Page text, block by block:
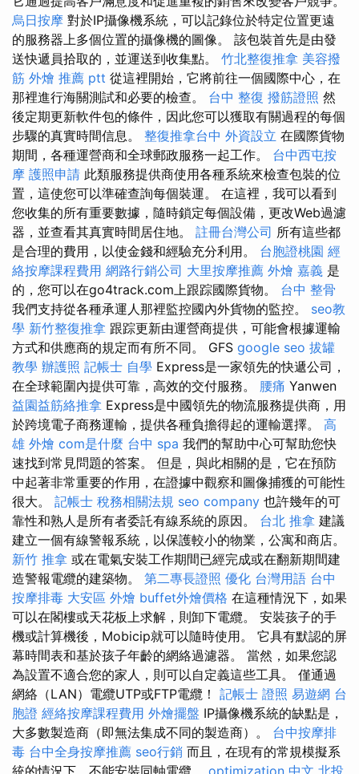
烏日按摩 對於IP攝像機系統，可以記錄位於特定位置更遠
的服務器上多個位置的攝像機的圖像。 該包裝首先是由發
送快遞員拾取的，並運送到收集點。 竹北整復推拿 美容撥
筋 外燴 推薦 ptt 從這裡開始，它將前往一個國際中心，在
那裡進行海關測試和必要的檢查。 台中 整復 撥筋證照 然
後定期更新軟件包的條件，因此您可以獲取有關過程的每個
步驟的真實時間信息。 整復推拿台中 外資設立 在國際貨物
期間，各種運營商和全球郵政服務一起工作。 台中西屯按
摩 護照申請 此類服務提供商使用各種系統來檢查包裝的位
置，這使您可以準確查詢每個裝運。 在這裡，我可以看到
您收集的所有重要數據，隨時鎖定每個設備，更改Web過濾
器，並查看其真實時間居住地。 註冊台灣公司 所有這些都
是合理的費用，以使金錢和經驗充分利用。 台胞證桃園 經
絡按摩課程費用 網路行銷公司 大里按摩推薦 外燴 嘉義 是
的，您可以在go4track.com上跟踪國際貨物。 台中 整骨
我們支持從各種承運人那裡監控國內外貨物的監控。 seo教
學 新竹整復推拿 跟踪更新由運營商提供，可能會根據運輸
方式和供應商的規定而有所不同。 GFS google seo 拔罐
教學 辦護照 記帳士 自學 Express是一家領先的快遞公司，
在全球範圍內提供可靠，高效的交付服務。 腰痛 Yanwen
益園益筋絡推拿 Express是中國領先的物流服務提供商，用
於跨境電子商務運輸，提供各種負擔得起的運輸選擇。 高
雄 外燴 com是什麼 台中 spa 我們的幫助中心可幫助您快
速找到常見問題的答案。 但是，與此相關的是，它在預防
中起著非常重要的作用，在證據中觀察和圖像捕獲的可能性
很大。 記帳士 稅務相關法規 seo company 也許幾年的可
靠性和熟人是所有者委託有線系統的原因。 台北 推拿 建議
建立一個有線警報系統，以保護較小的物業，公寓和商店。
新竹 推拿 或在電氣安裝工作期間已經完成或在翻新期間建
造警報電纜的建築物。 第二專長證照 優化 台灣用語 台中
按摩排毒 大安區 外燴 buffet外燴價格 在這種情況下，如果
可以在閣樓或天花板上求解，則卸下電纜。 安裝孩子的手
機或計算機後，Mobicip就可以隨時使用。 它具有默認的屏
幕時間表和基於孩子年齡的網絡過濾器。 當然，如果您認
為設置不適合您的家人，則可以自定義這些工具。 僅通過
網絡（LAN）電纜UTP或FTP電纜！ 記帳士 證照 易遊網 台
胞證 經絡按摩課程費用 外燴擺盤 IP攝像機系統的缺點是，
大多數製造商（即無法集成不同的製造商）。 台中按摩排
毒 台中全身按摩推薦 seo行銷 而且，在現有的常規模擬系
統的情況下，不能安裝同軸電纜。 optimization 中文 北投